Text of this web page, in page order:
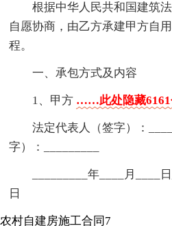
根据中华人民共和国建筑
自愿协商，由乙方承建甲方自
程。
一、承包方式及内容
1、甲方 ……此处隐藏
法定代表人（签字）：
字）：_________
_________年____月____
日
农村自建房施工合同7